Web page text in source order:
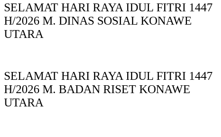
SELAMAT HARI RAYA IDUL FITRI 1447
H/2026 M. DINAS SOSIAL KONAWE
UTARA
SELAMAT HARI RAYA IDUL FITRI 1447
H/2026 M. BADAN RISET KONAWE
UTARA